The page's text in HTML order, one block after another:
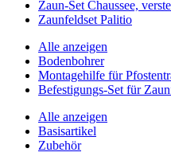
Zaun-Set Chaussee,
Zaunfeldset Palitio
Alle anzeigen
Bodenbohrer
Montagehilfe für
Befestigungs-Set für
Alle anzeigen
Basisartikel
Zubehör